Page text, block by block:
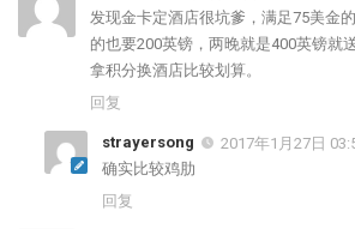
发现金卡定酒店很坑爹，满足75美金
的也要200英镑，两晚就是400英镑就
拿积分换酒店比较划算。
回复
strayersong
2017年1月27日
确实比较鸡肋
回复